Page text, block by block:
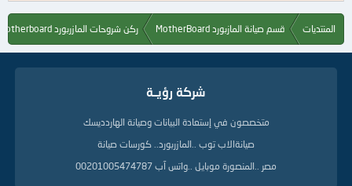
م
المنتديات قسم صيانة المازبورد MotherBoard ركن شروحات المازربورد Motherboard
شركة رؤيــة
متخصصون في إستعادة البيانات وصيانة الهاردديسك
صيانةالاب توب ..المازربورد.. كورسات صيانة
مصر ..المنصورة موبايل ..واتس آب 00201005474787